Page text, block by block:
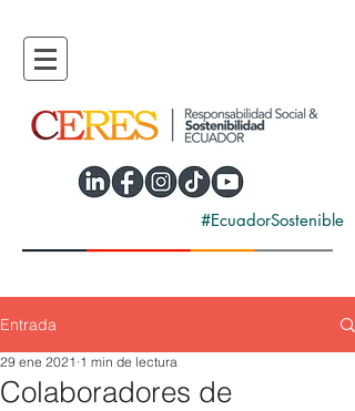
#EcuadorSostenible
Entrada
Colaboradores de
29 ene 2021 1 min de lectura